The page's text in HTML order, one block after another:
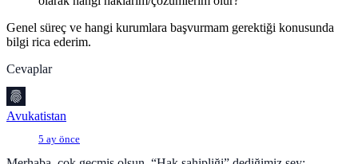
Genel süreç ve hangi kurumlara başvurmam gerektiği konusunda
bilgi rica ederim.
Cevaplar
Avukatistan
5 ay önce